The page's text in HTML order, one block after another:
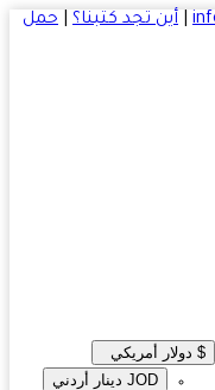
أين تجد كتبنا؟|حمل
أمريكي
JOD دينار أردني